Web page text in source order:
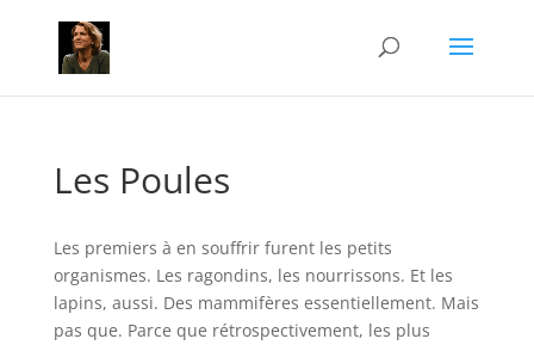
Les Poules
Les premiers à en souffrir furent les petits
organismes. Les ragondins, les nourrissons. Et les
lapins, aussi. Des mammifères essentiellement. Mais
pas que. Parce que rétrospectivement, les plus